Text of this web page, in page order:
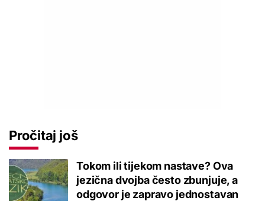
Pročitaj još
Tokom ili tijekom nastave? Ova
jezična dvojba često zbunjuje, a
odgovor je zapravo jednostavan